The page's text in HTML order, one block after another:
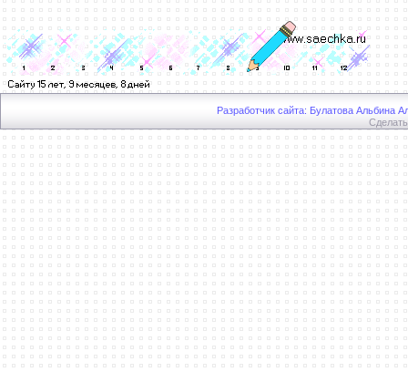
Разработчик сайта: Булатова Альбина